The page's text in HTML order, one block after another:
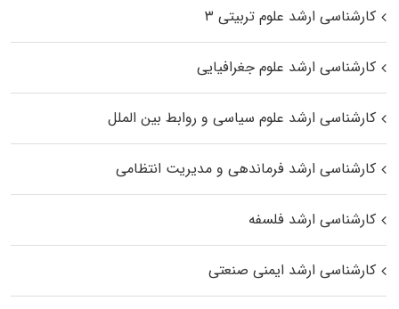
کارشناسی ارشد علوم تربیتی ۳
کارشناسی ارشد علوم جغرافیایی
کارشناسی ارشد علوم سیاسی و روابط بین الملل
کارشناسی ارشد فرماندهی و مدیریت انتظامی
کارشناسی ارشد فلسفه
کارشناسی ارشد ایمنی صنعتی